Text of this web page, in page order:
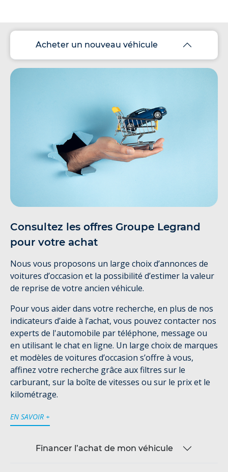
Acheter un nouveau véhicule
Consultez les offres Groupe Legrand
pour votre achat
Nous vous proposons un large choix d’annonces de
voitures d’occasion et la possibilité d’estimer la valeur
de reprise de votre ancien véhicule.
Pour vous aider dans votre recherche, en plus de nos
indicateurs d’aide à l’achat, vous pouvez contacter nos
experts de l'automobile par téléphone, message ou
en utilisant le chat en ligne. Un large choix de marques
et modèles de voitures d’occasion s’offre à vous,
affinez votre recherche grâce aux filtres sur le
carburant, sur la boîte de vitesses ou sur le prix et le
kilométrage.
EN SAVOIR +
Financer l’achat de mon véhicule